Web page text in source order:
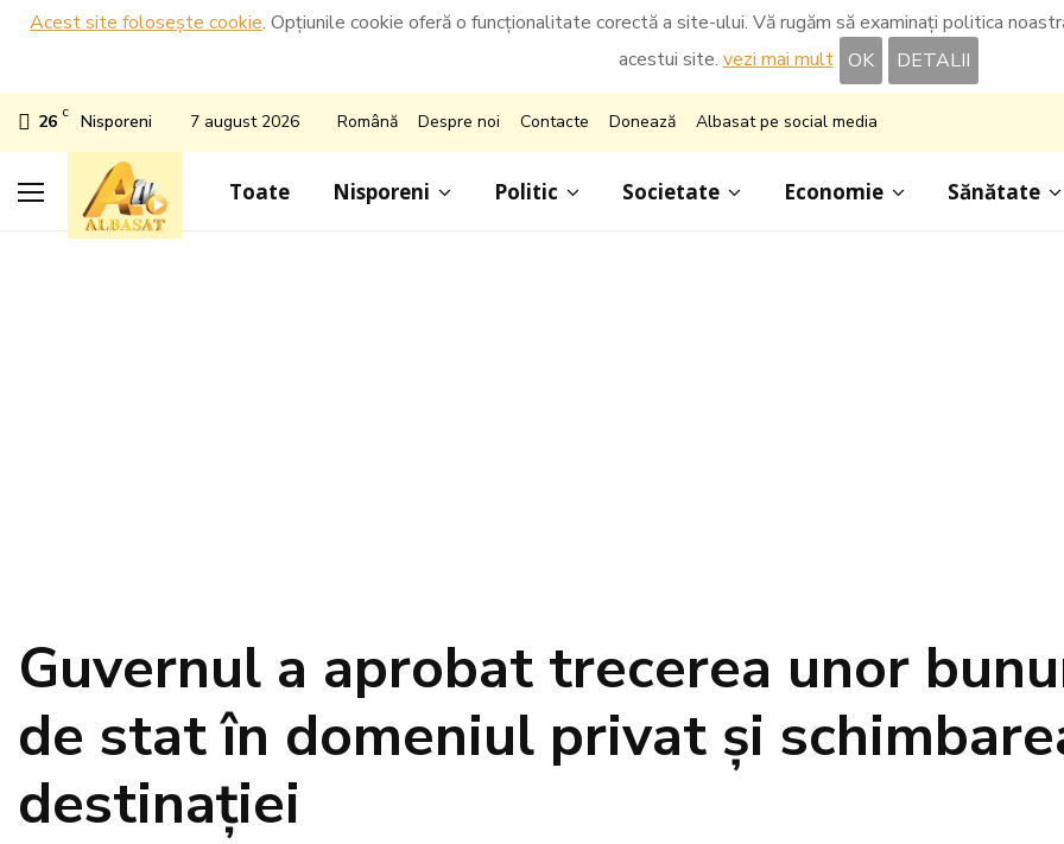
Acest site folosește cookie. Opțiunile cookie oferă o funcționalitate corectă a site-ului. Vă rugăm să examinați politica
acestui site. vezi mai mult OK DETALII
26 C Nisporeni 7 august 2026 Română Despre noi Contacte Donează Albasat pe social media
Toate Nisporeni Politic Societate Economie Sănătate
Guvernul a aprobat trecerea unor
de stat în domeniul privat și
destinației